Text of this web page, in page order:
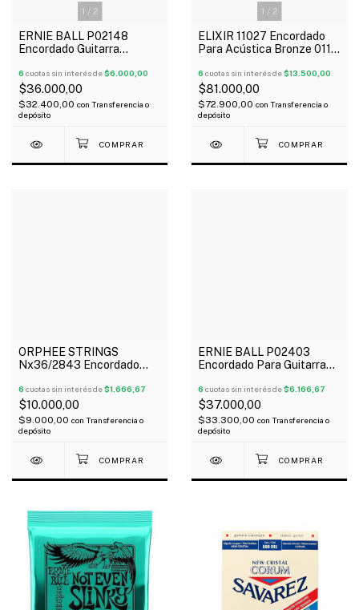
1 / 2
ERNIE BALL P02148
Encordado Guitarra
Phosphor Bronze 011-52
6 cuotas sin interés de$6.000,00
$36.000,00
$32.400,00 con Transferencia o
depósito
1 / 2
ELIXIR 11027 Encordado
Para Acústica Bronze 011-
Oferta!
6 cuotas sin interés de$13.500,00
$81.000,00
$72.900,00 con Transferencia o
depósito
ORPHEE STRINGS
Nx36/2843 Encordado
043 Nylon Tensión Normal
6 cuotas sin interés de$1.666,67
$10.000,00
$9.000,00 con Transferencia o
depósito
ERNIE BALL P02403
Encordado Para Guitarra
Nylon
6 cuotas sin interés de$6.166,67
$37.000,00
$33.300,00 con Transferencia o
depósito